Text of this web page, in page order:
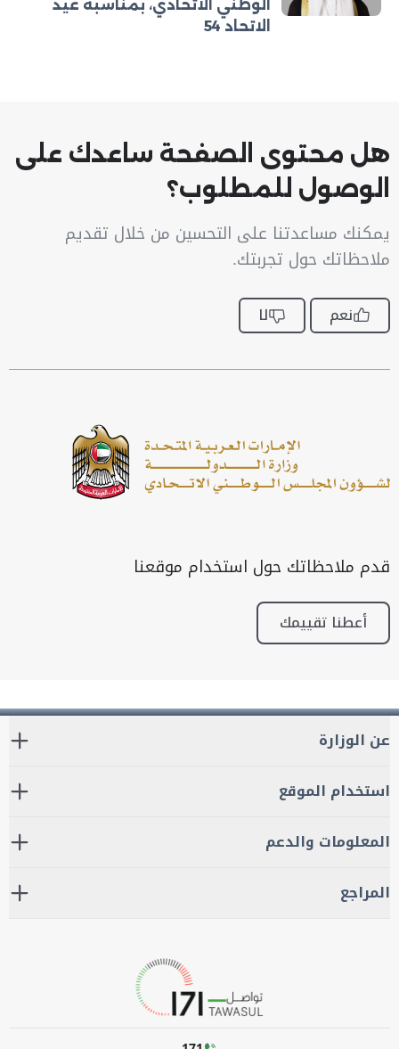
الوطني الاتحادي، بمناسبة عيد
الاتحاد 54
هل محتوى الصفحة ساعدك على
الوصول للمطلوب؟
يمكنك مساعدتنا على التحسين من خلال تقديم
ملاحظاتك حول تجربتك.
نعم لا
قدم ملاحظاتك حول استخدام موقعنا
أعطنا تقييمك
عن الوزارة
استخدام الموقع
المعلومات والدعم
المراجع